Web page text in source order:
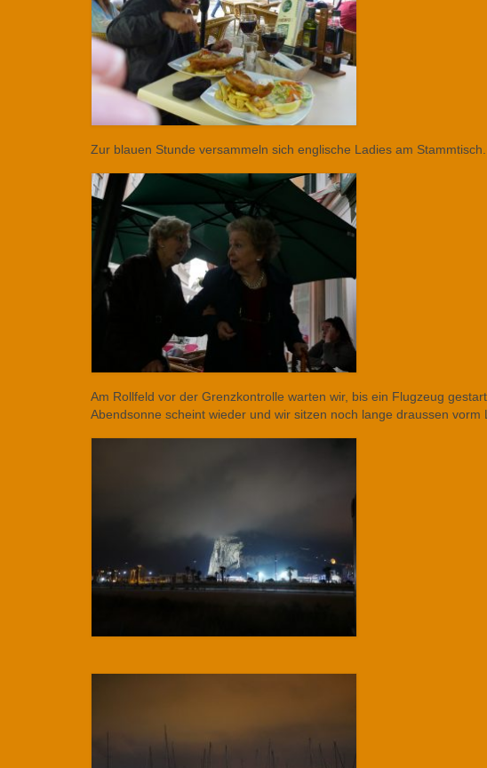
Zur blauen Stunde versammeln sich englische Ladies am Stammtisch.
Am Rollfeld vor der Grenzkontrolle warten wir, bis ein Flugzeug
Abendsonne scheint wieder und wir sitzen noch lange draussen vorm